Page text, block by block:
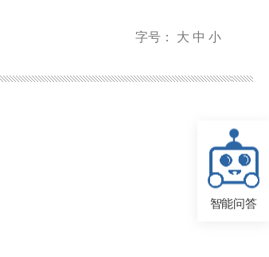
字号： 大 中 小
智能问答